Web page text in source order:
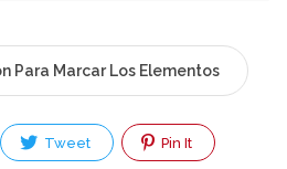
Para Marcar Los Elementos
Tweet Pin It